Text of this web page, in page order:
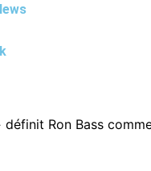
définit Ron Bass